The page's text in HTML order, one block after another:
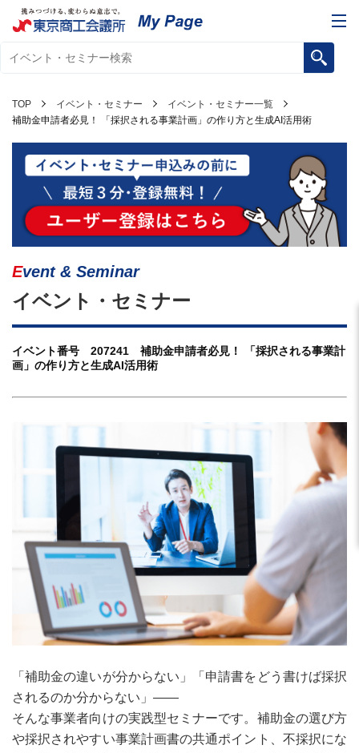
TOP イベント・セミナー
イベント・セミナー一覧
補助金申請者必見！ 「採択される事業計画」の作り方と生成AI活用術
Event & Seminar
イベント・セミナー
イベント番号 207241 補助金申請者必見！ 「採択される事業計
画」の作り方と生成AI活用術
「補助金の違いが分からない」「申請書をどう書けば採択
されるのか分からない」――
そんな事業者向けの実践型セミナーです。補助金の選び方
や採択されやすい事業計画書の共通ポイント、不採択にな